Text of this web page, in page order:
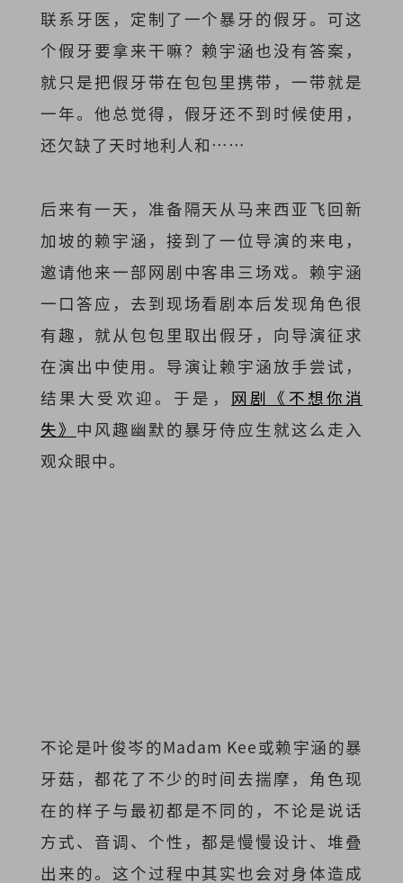
联系牙医，定制了一个暴牙的假牙。可这
个假牙要拿来干嘛？赖宇涵也没有答案，
就只是把假牙带在包包里携带，一带就是
一年。他总觉得，假牙还不到时候使用，
还欠缺了天时地利人和……
后来有一天，准备隔天从马来西亚飞回新
加坡的赖宇涵，接到了一位导演的来电，
邀请他来一部网剧中客串三场戏。赖宇涵
一口答应，去到现场看剧本后发现角色很
有趣，就从包包里取出假牙，向导演征求
在演出中使用。导演让赖宇涵放手尝试，
结果大受欢迎。于是， 网剧《不想你消
失》 中风趣幽默的暴牙侍应生就这么走入
观众眼中。
不论是叶俊岑的Madam Kee或赖宇涵的暴
牙菇，都花了不少的时间去揣摩，角色现
在的样子与最初都是不同的，不论是说话
方式、音调、个性，都是慢慢设计、堆叠
出来的。这个过程中其实也会对身体造成